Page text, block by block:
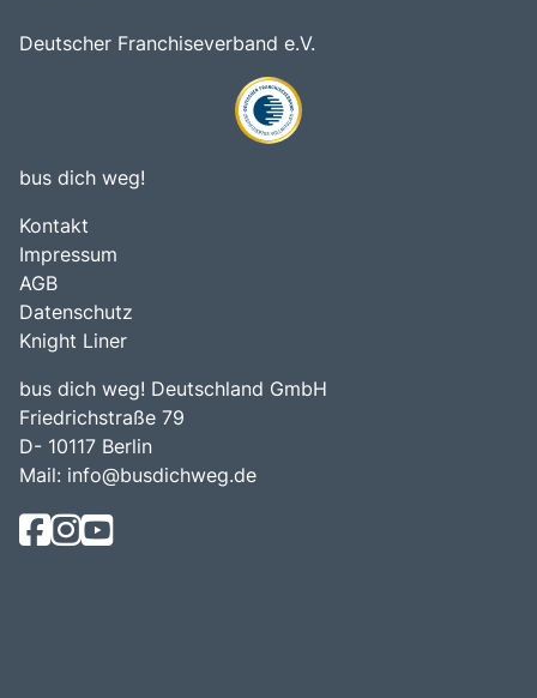
Deutscher Franchiseverband e.V.
bus dich weg!
Kontakt
Impressum
AGB
Datenschutz
Knight Liner
bus dich weg! Deutschland GmbH
Friedrichstraße 79
D- 10117 Berlin
Mail: info@busdichweg.de